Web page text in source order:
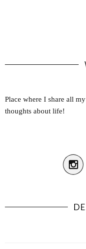
Place where I share all
thoughts about life!